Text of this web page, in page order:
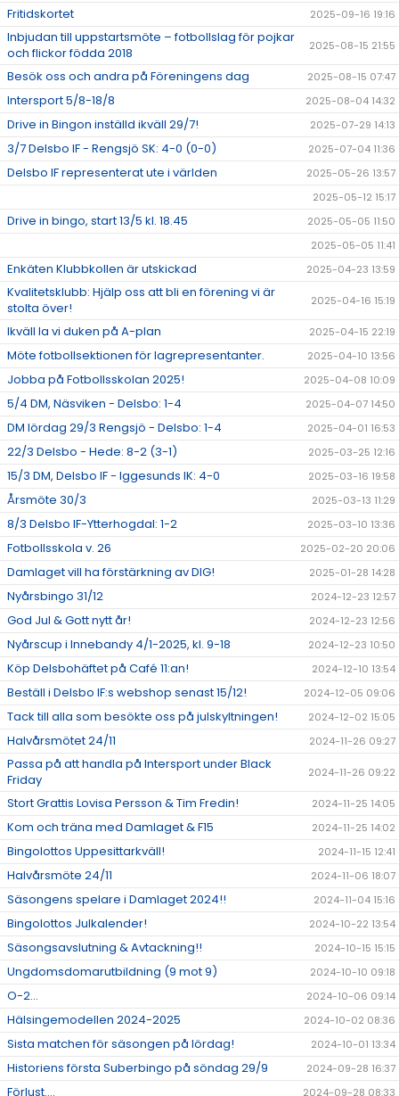
Fritidskortet 2025-09-16 19:16
Inbjudan till uppstartsmöte – fotbollslag för pojkar
och flickor födda 2018
2025-08-15 21:55
Besök oss och andra på Föreningens dag 2025-08-15 07:47
Intersport 5/8-18/8 2025-08-04 14:32
Drive in Bingon inställd ikväll 29/7! 2025-07-29 14:13
3/7 Delsbo IF - Rengsjö SK: 4-0 (0-0) 2025-07-04 11:36
Delsbo IF representerat ute i världen
2025-05-26 13:57
2025-05-12 15:17
Drive in bingo, start 13/5 kl. 18.45
2025-05-05 11:50
2025-05-05 11:41
Enkäten Klubbkollen är utskickad 2025-04-23 13:59
Kvalitetsklubb: Hjälp oss att bli en förening vi är
stolta över!
2025-04-16 15:19
Ikväll la vi duken på A-plan 2025-04-15 22:19
Möte fotbollsektionen för lagrepresentanter. 2025-04-10 13:56
Jobba på Fotbollsskolan 2025! 2025-04-08 10:09
5/4 DM, Näsviken - Delsbo: 1-4 2025-04-07 14:50
DM lördag 29/3 Rengsjö - Delsbo: 1-4 2025-04-01 16:53
22/3 Delsbo - Hede: 8-2 (3-1) 2025-03-25 12:16
15/3 DM, Delsbo IF - Iggesunds IK: 4-0 2025-03-16 19:58
Årsmöte 30/3 2025-03-13 11:29
8/3 Delsbo IF-Ytterhogdal: 1-2 2025-03-10 13:36
Fotbollsskola v. 26 2025-02-20 20:06
Damlaget vill ha förstärkning av DIG! 2025-01-28 14:28
Nyårsbingo 31/12 2024-12-23 12:57
God Jul & Gott nytt år! 2024-12-23 12:56
Nyårscup i Innebandy 4/1-2025, kl. 9-18 2024-12-23 10:50
Köp Delsbohäftet på Café 11:an! 2024-12-10 13:54
Beställ i Delsbo IF:s webshop senast 15/12! 2024-12-05 09:06
Tack till alla som besökte oss på julskyltningen! 2024-12-02 15:05
Halvårsmötet 24/11 2024-11-26 09:27
Passa på att handla på Intersport under Black
Friday
2024-11-26 09:22
Stort Grattis Lovisa Persson & Tim Fredin! 2024-11-25 14:05
Kom och träna med Damlaget & F15 2024-11-25 14:02
Bingolottos Uppesittarkväll! 2024-11-15 12:41
Halvårsmöte 24/11 2024-11-06 18:07
Säsongens spelare i Damlaget 2024!! 2024-11-04 15:16
Bingolottos Julkalender! 2024-10-22 13:54
Säsongsavslutning & Avtackning!! 2024-10-15 15:15
Ungdomsdomarutbildning (9 mot 9) 2024-10-10 09:18
O-2... 2024-10-06 09:14
Hälsingemodellen 2024-2025 2024-10-02 08:36
Sista matchen för säsongen på lördag! 2024-10-01 13:34
Historiens första Suberbingo på söndag 29/9 2024-09-28 16:37
Förlust.... 2024-09-28 08:33